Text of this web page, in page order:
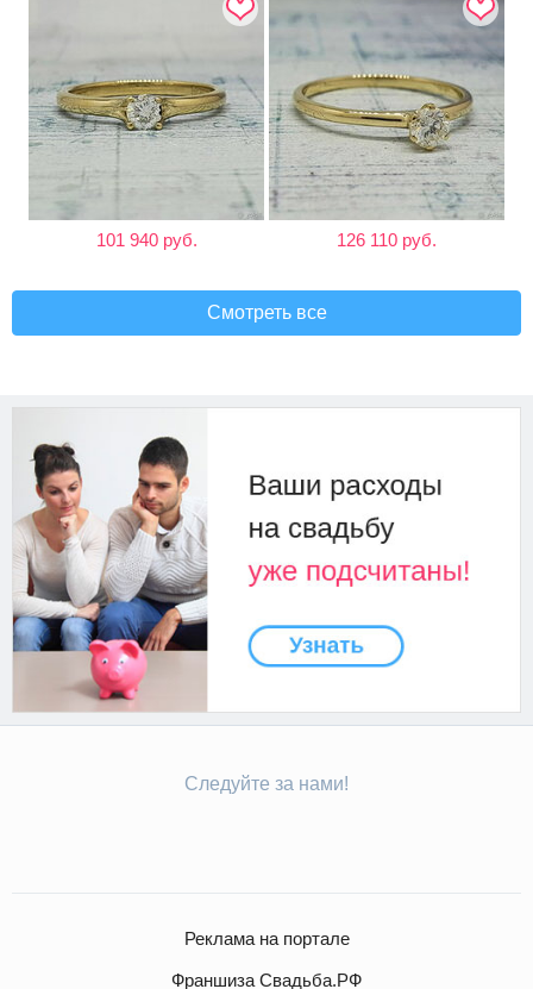
101 940 руб. 126 110 руб.
Смотреть все
Следуйте за нами!
Реклама на портале
Франшиза Свадьба.РФ